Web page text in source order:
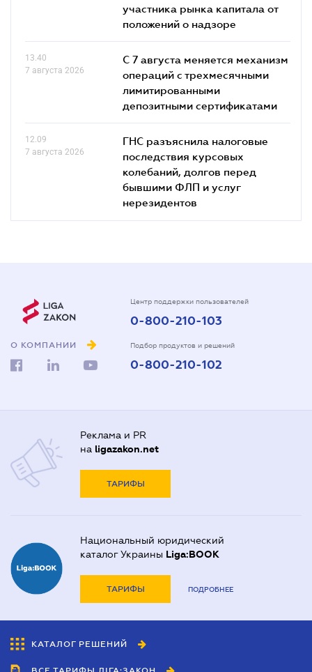
участника рынка капитала от
положений о надзоре
13.40
7 августа 2026
С 7 августа меняется механизм
операций с трехмесячными
лимитированными
депозитными сертификатами
12.09
7 августа 2026
ГНС разъяснила налоговые
последствия курсовых
колебаний, долгов перед
бывшими ФЛП и услуг
нерезидентов
О КОМПАНИИ
Центр поддержки пользователей
0-800-210-103
Подбор продуктов и решений
0-800-210-102
Реклама и PR
на ligazakon.net
ТАРИФЫ
Национальный юридический
каталог Украины Liga:BOOK
ТАРИФЫ ПОДРОБНЕЕ
КАТАЛОГ РЕШЕНИЙ